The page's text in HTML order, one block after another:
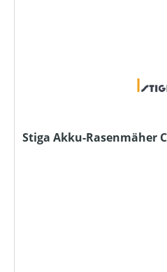
Stiga Akku-Rasenmäher